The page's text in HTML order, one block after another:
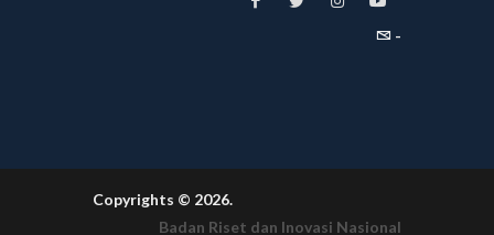
-
Copyrights © 2026.
Badan Riset dan Inovasi Nasional